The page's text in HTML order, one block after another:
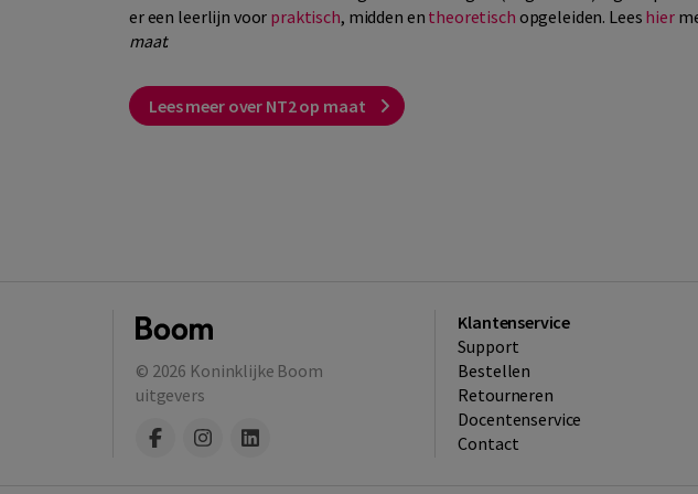
er een leerlijn voor praktisch, midden en theoretisch opgeleiden. Lees hier
maat.
Lees meer over NT2 op maat
© 2026 Koninklijke Boom
uitgevers
Klantenservice
Support
Bestellen
​Retourneren
Docentenservice
Contact